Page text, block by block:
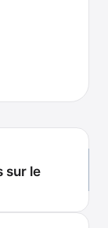
sur le